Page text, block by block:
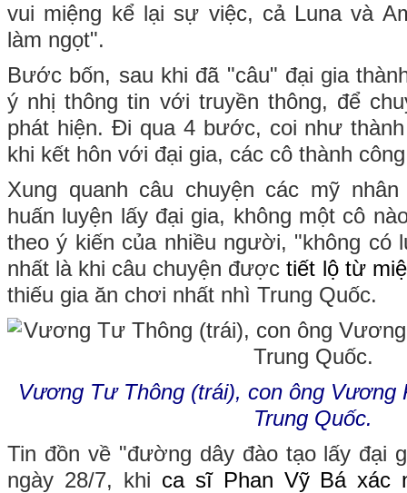
vui miệng kể lại sự việc, cả Luna và
làm ngọt".
Bước bốn, sau khi đã "câu" đại gia
ý nhị thông tin với truyền thông, để
phát hiện. Đi qua 4 bước, coi như
khi kết hôn với đại gia, các cô thành
Xung quanh câu chuyện các mỹ
huấn luyện lấy đại gia, không một cô
theo ý kiến của nhiều người, "không có
nhất là khi câu chuyện đượctiết lộ từ
thiếu gia ăn chơi nhất nhì Trung Quốc.
Vương Tư Thông (trái), con ông Vương
Trung Quốc.
Tin đồn về "đường dây đào tạo lấy đại
ngày 28/7, khi ca sĩ Phan Vỹ Bá xác